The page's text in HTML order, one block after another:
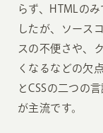
らず、HTMLの
したが、ソース
スの不便さや、
くなるなどの欠
とCSSの二つの
が主流です。